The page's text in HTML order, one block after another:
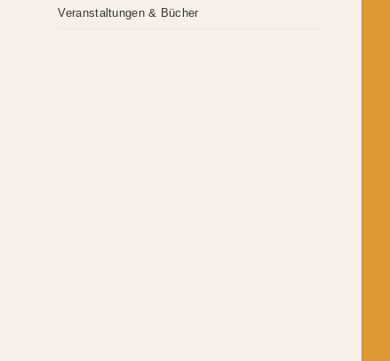
Veranstaltungen & Bücher